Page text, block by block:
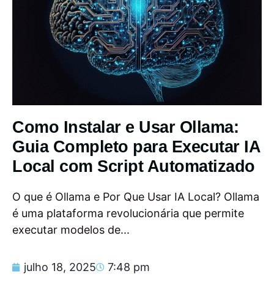
Como Instalar e Usar Ollama:
Guia Completo para Executar IA
Local com Script Automatizado
O que é Ollama e Por Que Usar IA Local? Ollama
é uma plataforma revolucionária que permite
executar modelos de...
julho 18, 2025 7:48 pm